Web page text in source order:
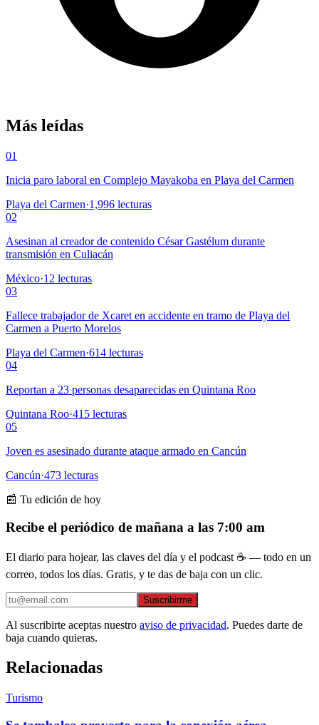
Más leídas
01
Inicia paro laboral en Complejo Mayakoba en Playa del Carmen
Playa del Carmen·1,996 lecturas
02
Asesinan al creador de contenido César Gastélum durante
transmisión en Culiacán
México·12 lecturas
03
Fallece trabajador de Xcaret en accidente en tramo de Playa del
Carmen a Puerto Morelos
Playa del Carmen·614 lecturas
04
Reportan a 23 personas desaparecidas en Quintana Roo
Quintana Roo·415 lecturas
05
Joven es asesinado durante ataque armado en Cancún
Cancún·473 lecturas
📰 Tu edición de hoy
Recibe el periódico de mañana a las 7:00 am
El diario para hojear, las claves del día y el podcast ☕ — todo en un
correo, todos los días. Gratis, y te das de baja con un clic.
Suscribirme
Al suscribirte aceptas nuestro aviso de privacidad. Puedes darte de
baja cuando quieras.
Relacionadas
Turismo